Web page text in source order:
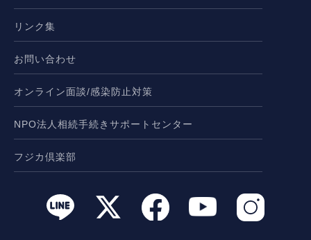
リンク集
お問い合わせ
オンライン面談/感染防止対策
NPO法人相続手続きサポートセンター
フジカ倶楽部